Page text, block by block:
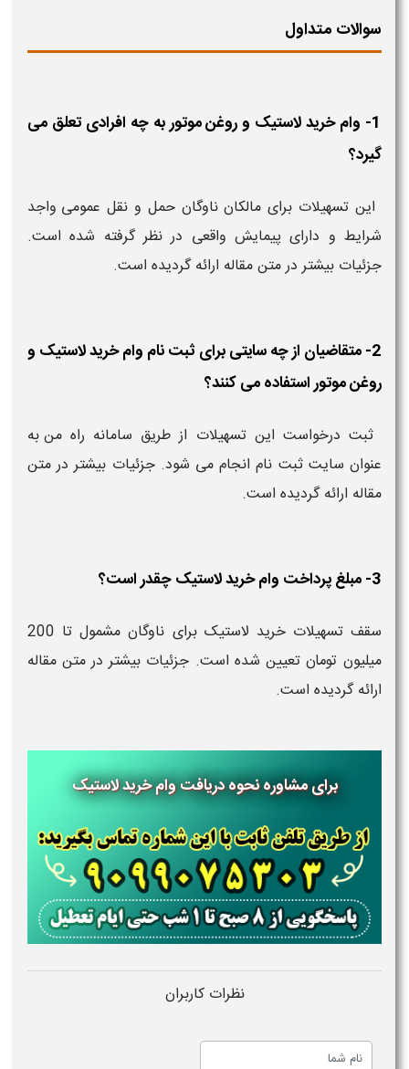
سوالات متداول
1- وام خرید لاستیک و روغن موتور به چه افرادی تعلق می
گیرد؟
این تسهیلات برای مالکان ناوگان حمل و نقل عمومی واجد
شرایط و دارای پیمایش واقعی در نظر گرفته شده است.
جزئیات بیشتر در متن مقاله ارائه گردیده است.
2- متقاضیان از چه سایتی برای ثبت نام وام خرید لاستیک و
روغن موتور استفاده می کنند؟
ثبت درخواست این تسهیلات از طریق سامانه راه من به
عنوان سایت ثبت نام انجام می شود. جزئیات بیشتر در متن
مقاله ارائه گردیده است.
3- مبلغ پرداخت وام خرید لاستیک چقدر است؟
سقف تسهیلات خرید لاستیک برای ناوگان مشمول تا 200
میلیون تومان تعیین شده است. جزئیات بیشتر در متن مقاله
ارائه گردیده است.
برای مشاوره نحوه دریافت وام خرید لاستیک
نظرات کاربران